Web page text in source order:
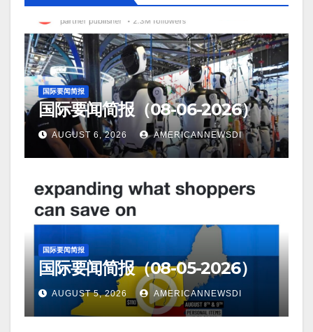
国际要闻简报
国际要闻简报（08-06-2026）
AUGUST 6, 2026 AMERICANNEWSDI
国际要闻简报
国际要闻简报（08-05-2026）
AUGUST 5, 2026 AMERICANNEWSDI